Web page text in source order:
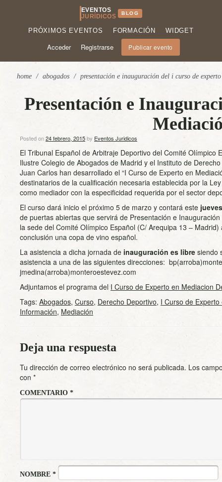
EVENTOS
JURÍDICOS
BLOG
PRÓXIMOS EVENTOS FORMACIÓN WIDGET
Acceder Registrarse Publicar evento
home / abogados / presentación e inauguración del i curso de
Presentación e
Posted on24 febrero, 2015by Eventos Juridicos
El Tribunal Español de Arbitraje Deportivo del Comité Olímpico
Ilustre Colegio de Abogados de Madrid y el Instituto de
Juan Carlos han desarrollado el “I Curso de Experto en
destinatarios de la cualificación necesaria establecida por la
como mediador con la especificidad requerida por el sector
El curso dará inicio el próximo 5 de marzo y contará este
de puertas abiertas que servirá de Presentación e
la sede del Comité Olímpico Español (C/ Arequipa 13 –
conclusión una copa de vino español.
La asistencia a dicha jornada de inauguración es libre siendo
asistencia a una de las siguientes direcciones:
jmedina(arroba)monteroestevez.com
Adjuntamos el programa del I Curso de Experto en Mediacion
Tags: Abogados, Curso, Derecho Deportivo, I Curso de
Información, Mediación
Deja una respuesta
Tu dirección de correo electrónico no será publicada. Los
con *
COMENTARIO *
NOMBRE *